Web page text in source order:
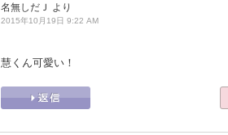
名無しだＪ より
2015年10月19日 9:22 AM
慧くん可愛い！